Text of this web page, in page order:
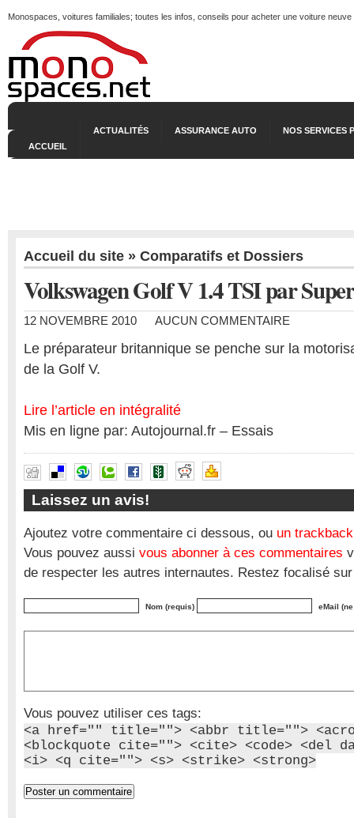
Monospaces, voitures familiales; toutes les infos, conseils pour acheter une voiture
ACCUEIL
ACTUALITÉS ASSURANCE AUTO NOS SERVICES
Accueil du site » Comparatifs et Dossiers
Volkswagen Golf V 1.4 TSI par
12 NOVEMBRE 2010 AUCUN COMMENTAIRE
Le préparateur britannique se penche sur la
de la Golf V.
Lire l’article en intégralité
Mis en ligne par: Autojournal.fr – Essais
Laissez un avis!
Ajoutez votre commentaire ci dessous, ou un trackback
Vous pouvez aussi vous abonner à ces commentaires
de respecter les autres internautes. Restez focalisé
Nom (requis) eMail
Vous pouvez utiliser ces tags:
<a href="" title=""> <abbr title="">
<blockquote cite=""> <cite> <code> <del
<i> <q cite=""> <s> <strike> <strong>